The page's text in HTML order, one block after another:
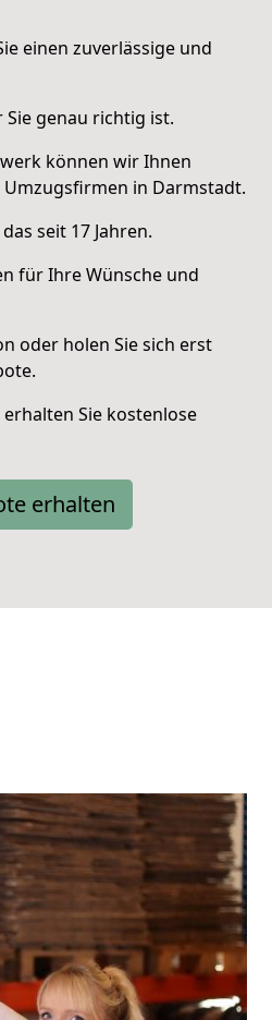
einen zuverlässige und
genau richtig ist.
können wir Ihnen
in Darmstadt.
seit 17 Jahren.
für Ihre Wünsche und
oder holen Sie sich erst
Sie kostenlose
erhalten